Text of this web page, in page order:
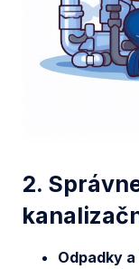
2.
Odpadky